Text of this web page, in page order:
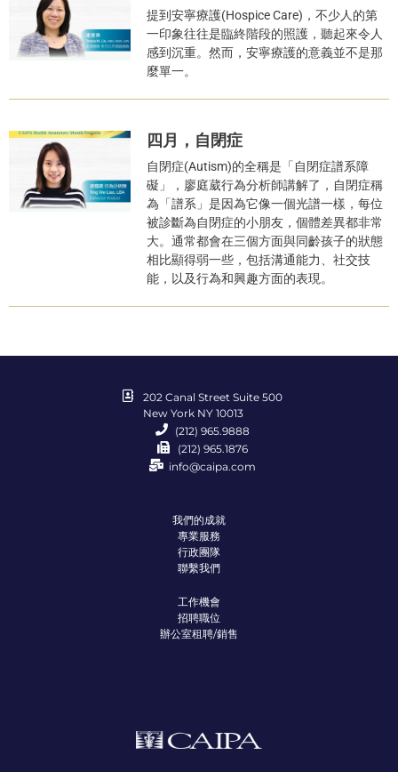
提到安寧療護(Hospice Care)，不少人的第
一印象往往是臨終階段的照護，聽起來令人
感到沉重。然而，安寧療護的意義並不是那
麼單一。
四月，自閉症
自閉症(Autism)的全稱是「自閉症譜系障
礙」，廖庭葳行為分析師講解了，自閉症稱
為「譜系」是因為它像一個光譜一樣，每位
被診斷為自閉症的小朋友，個體差異都非常
大。通常都會在三個方面與同齡孩子的狀態
相比顯得弱一些，包括溝通能力、社交技
能，以及行為和興趣方面的表現。
202 Canal Street Suite 500
New York NY 10013
(212) 965.9888
(212) 965.1876
info@caipa.com
我們的成就
專業服務
行政團隊
聯繫我們
工作機會
招聘職位
辦公室租聘/銷售